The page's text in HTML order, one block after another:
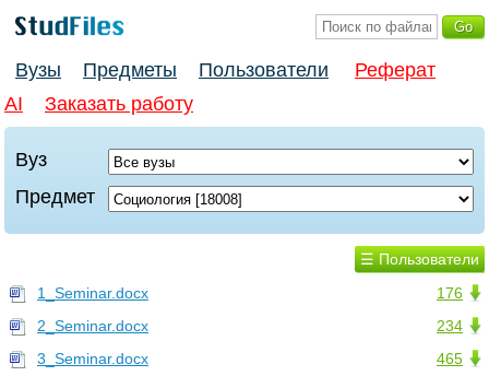
Вузы Предметы Пользователи
Реферат
AI
Заказать работу
Вуз
Предмет
☰ Пользователи
176
1_Seminar.docx
234
2_Seminar.docx
465
3_Seminar.docx